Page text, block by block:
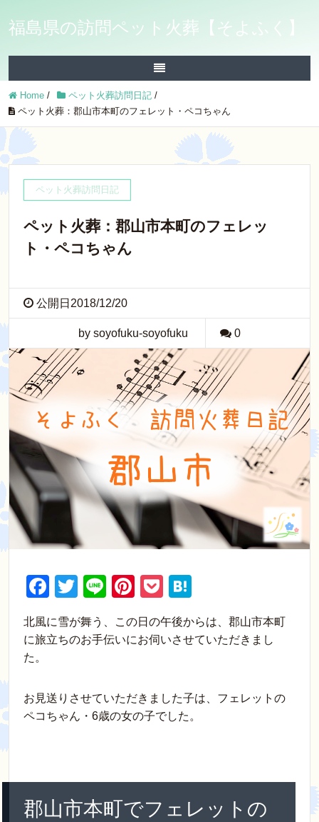
福島県の訪問ペット火葬【そよふく】
Home / ペット火葬訪問日記 /
ペット火葬：郡山市本町のフェレット・ペコちゃん
ペット火葬訪問日記
ペット火葬：郡山市本町のフェレッ
ト・ペコちゃん
公開日2018/12/20
by soyofuku-soyofuku 0
F
a
c
o
o
T
wi
tt
Li
e
Pi
nt
er
P
o
ck e
北風に雪が舞う、この日の午後からは、郡山市本町
に旅立ちのお手伝いにお伺いさせていただきまし
た。
お見送りさせていただきました子は、フェレットの
ペコちゃん・6歳の女の子でした。
郡山市本町でフェレットの